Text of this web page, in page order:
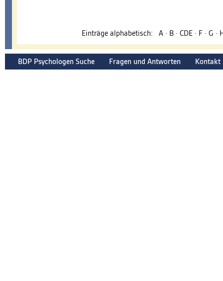
Einträge alphabetisch: A· B· CDE· F· G ·
BDP Psychologen Suche Fragen und Antworten Kontakt